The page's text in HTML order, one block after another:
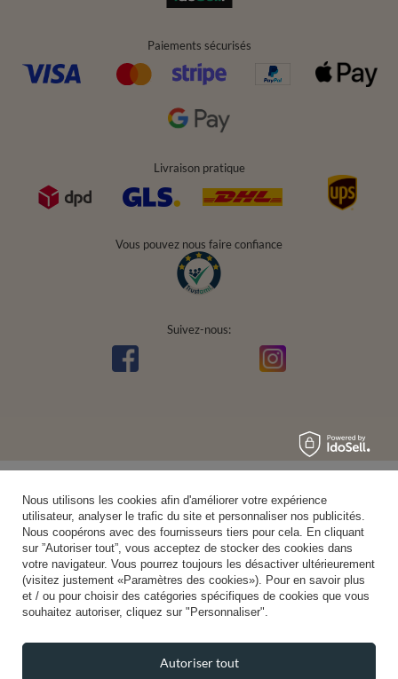
Paiements sécurisés
Livraison pratique
Vous pouvez nous faire confiance
Suivez-nous:
Nous utilisons les cookies afin d'améliorer votre expérience
utilisateur, analyser le trafic du site et personnaliser nos publicités.
Nous coopérons avec des fournisseurs tiers pour cela. En cliquant
sur ”Autoriser tout”, vous acceptez de stocker des cookies dans
votre navigateur. Vous pourrez toujours les désactiver ultérieurement
(visitez justement «Paramètres des cookies»). Pour en savoir plus
et / ou pour choisir des catégories spécifiques de cookies que vous
souhaitez autoriser, cliquez sur "Personnaliser".
Autoriser tout